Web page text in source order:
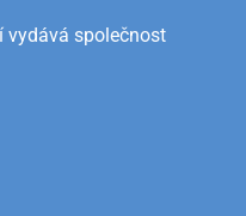
vydává společnost